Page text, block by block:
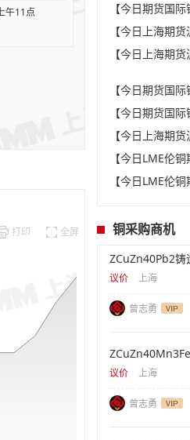
午11点
打印 全屏 铜采购商机
议价 上海
曾志勇
议价 上海
曾志勇